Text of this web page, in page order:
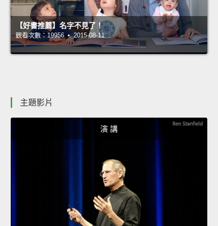
【好書推薦】名字不見了！
觀看次數：19956 • 2015-08-11
主題影片
演 講